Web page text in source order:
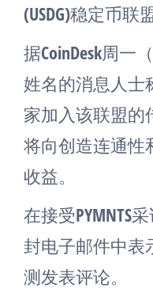
(USDG)稳定币联盟
据CoinDesk周一
姓名的消息人士
家加入该联盟的
将向创造连通性
收益。
在接受PYMNTS
封电子邮件中表
测发表评论。